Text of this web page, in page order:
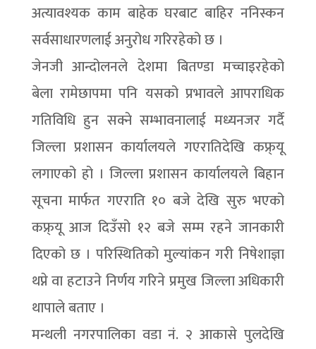
अत्यावश्यक काम बाहेक घरबाट बाहिर ननिस्कन
सर्वसाधारणलाई अनुरोध गरिरहेको छ ।
जेनजी आन्दोलनले देशमा बितण्डा मच्चाइरहेको
बेला रामेछापमा पनि यसको प्रभावले आपराधिक
गतिविधि हुन सक्ने सम्भावनालाई मध्यनजर गर्दै
जिल्ला प्रशासन कार्यालयले गएरातिदेखि कफ्र्यू
लगाएको हो । जिल्ला प्रशासन कार्यालयले बिहान
सूचना मार्फत गएराति १० बजे देखि सुरु भएको
कफ्र्यू आज दिउँसो १२ बजे सम्म रहने जानकारी
दिएको छ । परिस्थितिको मुल्यांकन गरी निषेशाज्ञा
थप्ने वा हटाउने निर्णय गरिने प्रमुख जिल्ला अधिकारी
थापाले बताए ।
मन्थली नगरपालिका वडा नं. २ आकासे पुलदेखि